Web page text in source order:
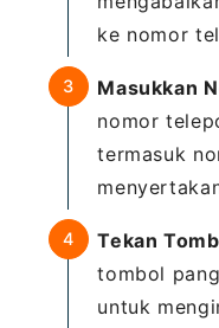
ke nomor
Masukkan
nomor
termasuk
Tekan
tombol
untuk